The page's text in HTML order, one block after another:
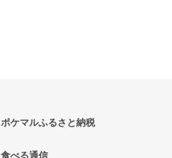
ポケマルふるさと納税
食べる通信